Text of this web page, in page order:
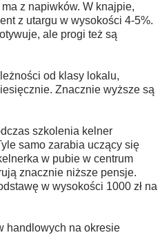
z napiwków. W knajpie,
z utargu w wysokości 4-5%.
ale progi też są
od klasy lokalu,
Znacznie wyższe są
szkolenia kelner
samo zarabia uczący się
w pubie w centrum
znacznie niższe pensje.
w wysokości 1000 zł na
handlowych na okresie